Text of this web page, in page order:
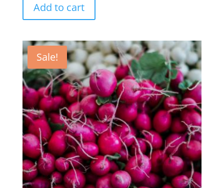
Add to cart
Sale!